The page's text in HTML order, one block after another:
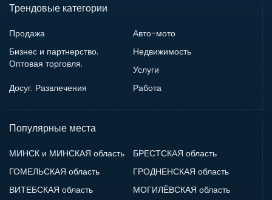
Трендовые категории
Продажа
Авто-мото
Бизнес и партнерство.
Оптовая торговля.
Недвижимость
Услуги
Досуг. Развлечения
Работа
Популярные места
МИНСК и МИНСКАЯ область
БРЕСТСКАЯ область
ГОМЕЛЬСКАЯ область
ГРОДНЕНСКАЯ область
ВИТЕБСКАЯ область
МОГИЛЁВСКАЯ область